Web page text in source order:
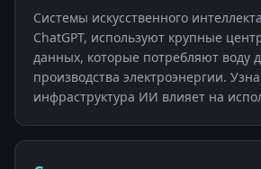
Системы искусственного
ChatGPT, используют крупные
данных, которые потребляют воду
производства электроэнергии.
инфраструктура ИИ влияет на